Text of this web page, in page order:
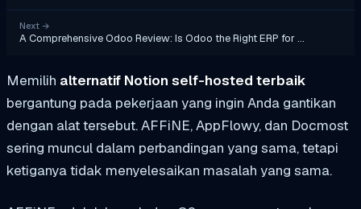
Next →
A Comprehensive Odoo Review: Is Odoo the Right ERP for …
Memilih alternatif Notion self-hosted terbaik
bergantung pada pekerjaan yang ingin Anda gantikan
dengan alat tersebut. AFFiNE, AppFlowy, dan Docmost
sering muncul dalam perbandingan yang sama, tetapi
ketiganya tidak menyelesaikan masalah yang sama.